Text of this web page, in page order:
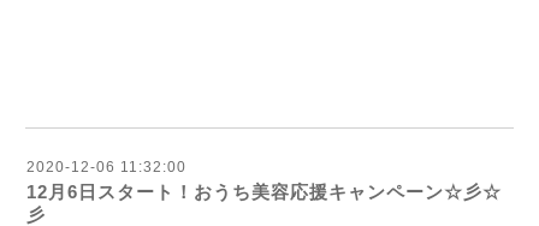
2020-12-06 11:32:00
12月6日スタート！おうち美容応援キャンペーン☆彡☆
彡